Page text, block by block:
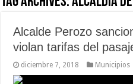
Alcalde Perozo
violan tarifas del
diciembre 7, 2018 Municipios